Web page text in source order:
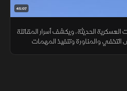
45:07
العسكرية الحديثة، ويكشف أسرار المقاتلة
والمناورة وتنفيذ المهمات